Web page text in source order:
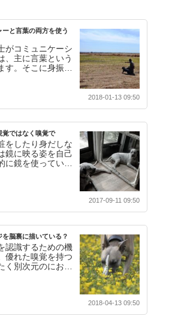
と言葉の両方を使う
がコミュニケーシ
、主に言葉という
す。そこに身振り
2018-01-13 09:50
覚ではなく嗅覚で
をしたり身だしな
鏡に映る姿を自己
に鏡を使っていま
2017-09-11 09:50
脳裏に描いている？
認識するための機
優れた嗅覚を持つ
く別次元のにおい
2018-04-13 09:50